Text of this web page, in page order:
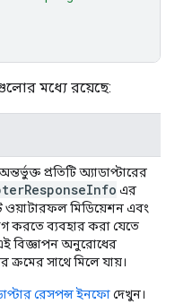
মধ্যে রয়েছে:
প্রতিটি অ্যাডাপ্টারের
ResponseInfo এর
ওয়াটারফল মিডিয়েশন এবং
করতে ব্যবহার করা যেতে
বিজ্ঞাপন অনুরোধের
সাথে মিলে যায়।
রেসপন্স ইনফোদেখুন।